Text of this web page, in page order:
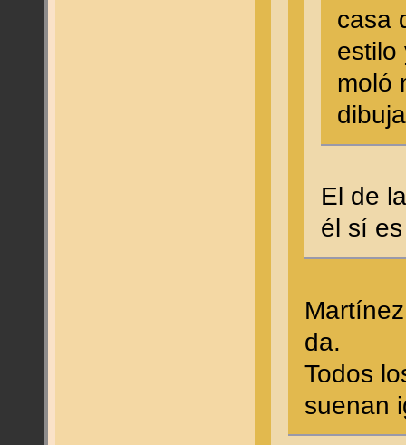
casa
estilo
moló
El de
él sí
da.
Todos
suenan